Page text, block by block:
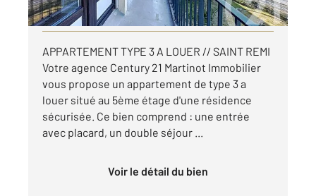
Visiter le site dédié
APPARTEMENT TYPE 3 A LOUER // SAINT REMI
Votre agence Century 21 Martinot Immobilier
vous propose un appartement de type 3 a
louer situé au 5ème étage d'une résidence
sécurisée. Ce bien comprend : une entrée
avec placard, un double séjour ...
Voir le détail du bien